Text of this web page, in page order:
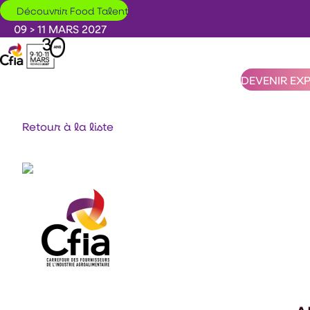
Aller au contenu principal
Découvrir Food Talent
09 > 11 MARS 2027
DEVENIR
Retour à la liste